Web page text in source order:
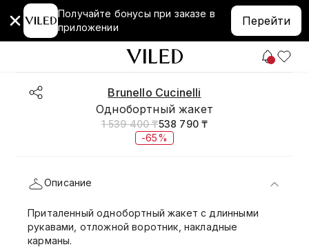
Получайте бонусы при заказе в
приложении
Перейти
Brunello Cucinelli
Однобортный жакет
1 539 400 ₸538 790 ₸
-65%
Описание
Приталенный однобортный жакет с длинными
рукавами, отложной воротник, накладные
карманы.